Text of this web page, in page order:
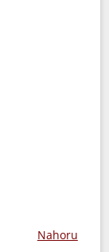
Nahoru